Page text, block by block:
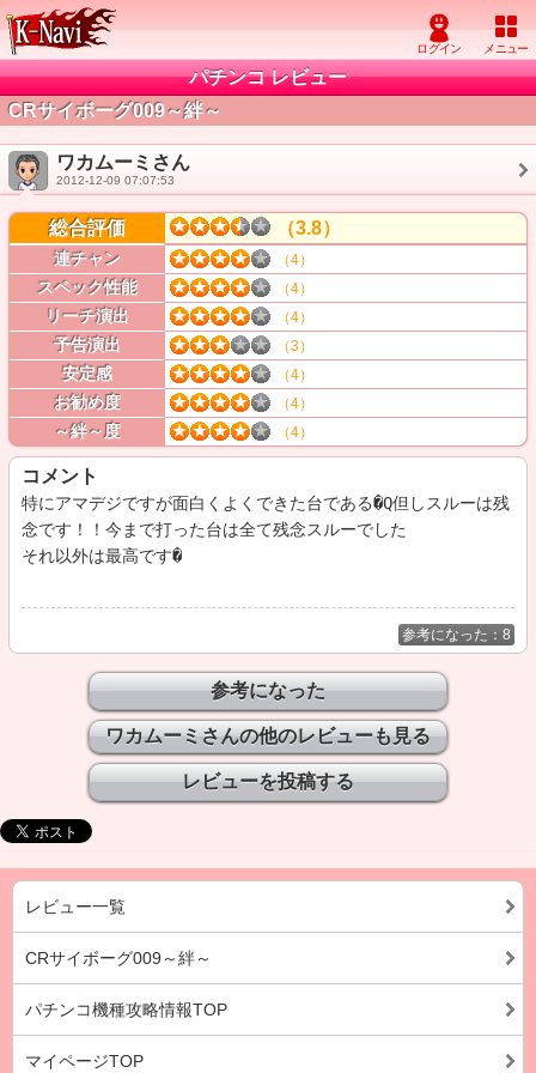
パチンコ レビュー
CRサイボーグ009～絆～
ワカムーミさん
2012-12-09 07:07:53
総合評価 （3.8）
連チャン （4）
スペック性能 （4）
リーチ演出 （4）
予告演出 （3）
安定感 （4）
お勧め度 （4）
～絆～度 （4）
コメント
特にアマデジですが面白くよくできた台である�Q但しスルーは残
念です！！今まで打った台は全て残念スルーでした
それ以外は最高です�
参考になった：8
ワカムーミさんの他のレビューも見る
レビュー一覧
CRサイボーグ009～絆～
パチンコ機種攻略情報TOP
マイページTOP